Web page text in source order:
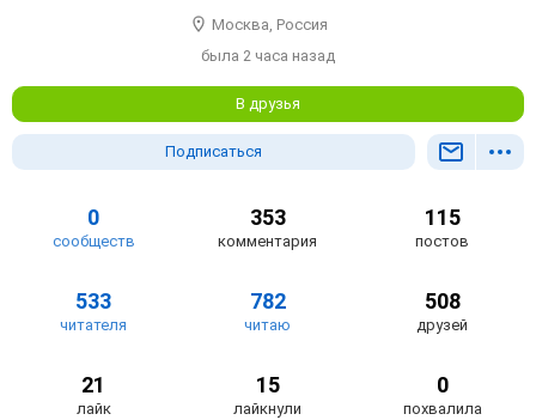
Москва, Россия
была 2 часа назад
В друзья
Подписаться
0
сообществ
353
комментария
115
постов
533
читателя
782
читаю
508
друзей
21
лайк
15
лайкнули
0
похвалила